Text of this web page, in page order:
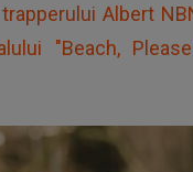
Albert
"Beach,